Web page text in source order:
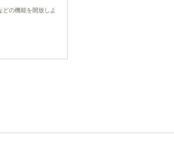
の機能を開放しよ